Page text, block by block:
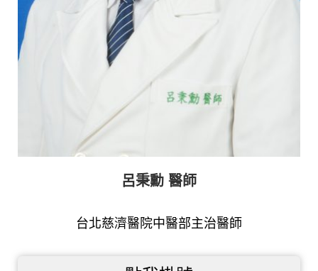
呂秉勳 醫師
台北慈濟醫院中醫部主治醫師